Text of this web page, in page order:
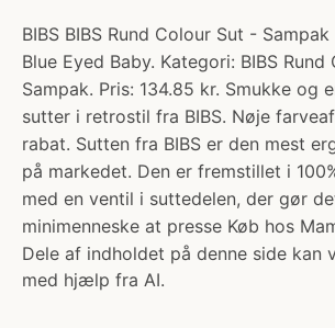
BIBS BIBS Rund Colour Sut -
Blue Eyed Baby. Kategori: BIBS
Sampak. Pris: 134.85 kr. Smukke og
sutter i retrostil fra BIBS. Nøje
rabat. Sutten fra BIBS er den mest
på markedet. Den er fremstillet i
med en ventil i suttedelen, der gør
minimenneske at presse Køb hos
Dele af indholdet på denne side kan
med hjælp fra AI.